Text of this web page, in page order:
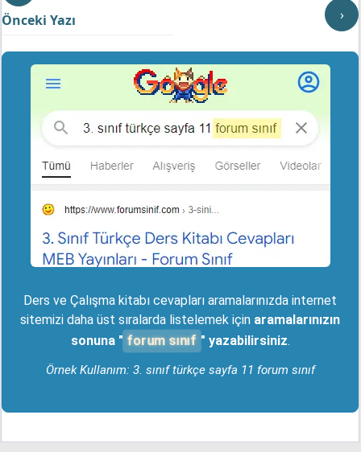
Önceki Yazı
›
Ders ve Çalışma kitabı cevapları aramalarınızda internet
sitemizi daha üst sıralarda listelemek için aramalarınızın
sonuna " forum sınıf " yazabilirsiniz.
Örnek Kullanım: 3. sınıf türkçe sayfa 11 forum sınıf